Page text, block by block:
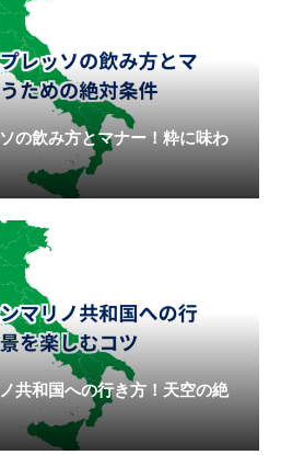
の飲み方とマナー！粋に味わ
共和国への行き方！天空の絶